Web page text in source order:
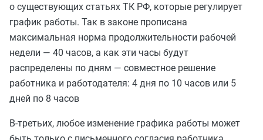
о существующих статьях ТК РФ, которые регулирует
график работы. Так в законе прописана
максимальная норма продолжительности рабочей
недели — 40 часов, а как эти часы будут
распределены по дням — совместное решение
работника и работодателя: 4 дня по 10 часов или 5
дней по 8 часов
В-третьих, любое изменение графика работы может